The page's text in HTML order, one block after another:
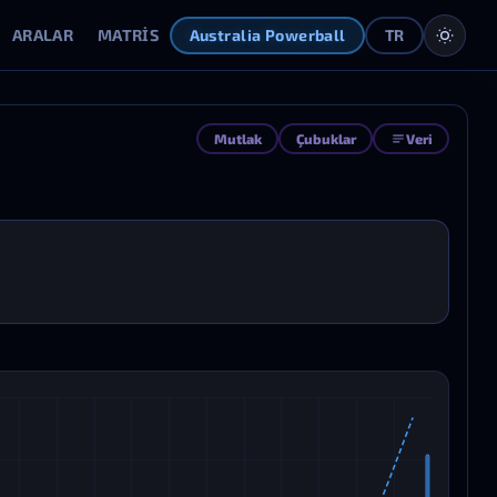
ARALAR MATRIS SAPMALAR OLUŞTURUCU KUPON
Australia Powerball TR
Mutlak Çubuklar Veri